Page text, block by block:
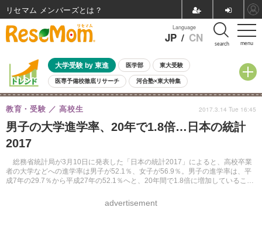
menu
Language
JP / CN search
大学受験 by 東進 医学部 東大受験
医専予備校徹底リサーチ 河合塾×東大特集
親子で考える大学選び 高校受験 中学受験 小学校受験
共通テスト 夏休み
8月開催イベント・WS 全国公立高校 過去問 人気記事
自由研究教材（小学生向け）
男子の大学進学率、20年で1.8倍…日本の統計
2017
総務省統計局が3月10日に発表した「日本の統計2017」によると、高校卒業
者の大学などへの進学率は男子が52.1％、女子が56.9％。男子の進学率は、平
成7年の29.7％から平成27年の52.1％へと、20年間で1.8倍に増加していること
教育・受験 高校生
advertisement
2017.3.14 Tue 16:45
リセマム メンバーズ